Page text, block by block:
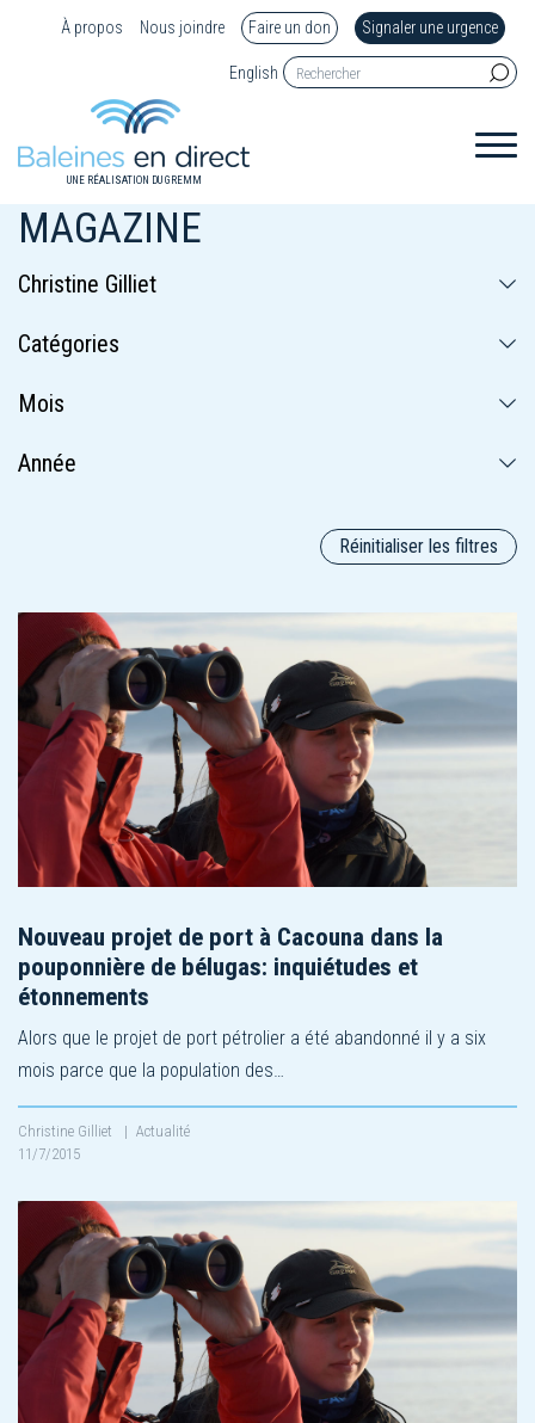
À propos Nous joindre Faire un don Signaler une urgence
English
UNE RÉALISATION DU GREMM
MAGAZINE
Réinitialiser les filtres
Nouveau projet de port à Cacouna dans la
pouponnière de bélugas: inquiétudes et
étonnements
Alors que le projet de port pétrolier a été abandonné il y a six
mois parce que la population des…
Christine Gilliet | Actualité
11/7/2015